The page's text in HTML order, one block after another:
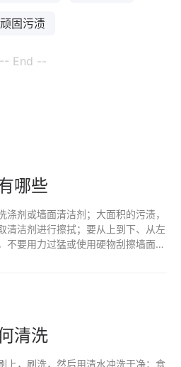
顽固污渍
-- End --
哪些
剂或墙面清洁剂；大面积的污渍，
清洁剂进行擦拭；要从上到下、从左
不要用力过猛或使用硬物刮擦墙面；
清洗
上，刷洗，然后用清水冲洗干净；食